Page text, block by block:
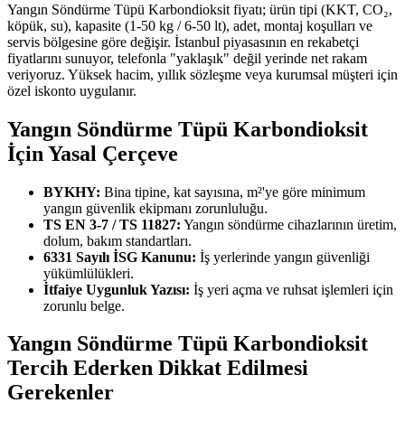
Yangın Söndürme Tüpü Karbondioksit fiyatı; ürün tipi (KKT, CO₂,
köpük, su), kapasite (1-50 kg / 6-50 lt), adet, montaj koşulları ve
servis bölgesine göre değişir. İstanbul piyasasının en rekabetçi
fiyatlarını sunuyor, telefonla "yaklaşık" değil yerinde net rakam
veriyoruz. Yüksek hacim, yıllık sözleşme veya kurumsal müşteri için
özel iskonto uygulanır.
Yangın Söndürme Tüpü Karbondioksit
İçin Yasal Çerçeve
BYKHY: Bina tipine, kat sayısına, m²'ye göre minimum
yangın güvenlik ekipmanı zorunluluğu.
TS EN 3-7 / TS 11827: Yangın söndürme cihazlarının üretim,
dolum, bakım standartları.
6331 Sayılı İSG Kanunu: İş yerlerinde yangın güvenliği
yükümlülükleri.
İtfaiye Uygunluk Yazısı: İş yeri açma ve ruhsat işlemleri için
zorunlu belge.
Yangın Söndürme Tüpü Karbondioksit
Tercih Ederken Dikkat Edilmesi
Gerekenler